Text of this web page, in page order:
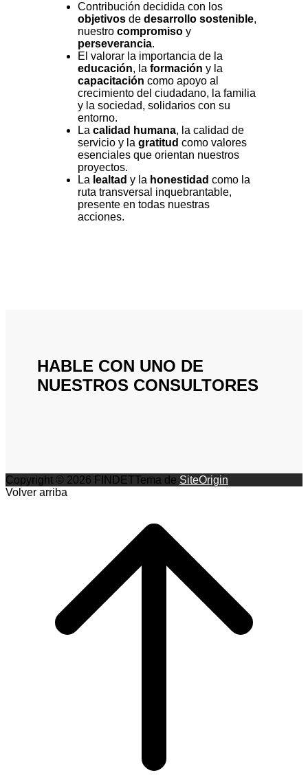
Contribución decidida con los
objetivos de desarrollo sostenible,
nuestro compromiso y
perseverancia.
El valorar la importancia de la
educación, la formación y la
capacitación como apoyo al
crecimiento del ciudadano, la familia
y la sociedad, solidarios con su
entorno.
La calidad humana, la calidad de
servicio y la gratitud como valores
esenciales que orientan nuestros
proyectos.
La lealtad y la honestidad como la
ruta transversal inquebrantable,
presente en todas nuestras
acciones.
HABLE CON UNO DE
NUESTROS CONSULTORES
Copyright © 2026 FINDETTema de SiteOrigin
Volver arriba